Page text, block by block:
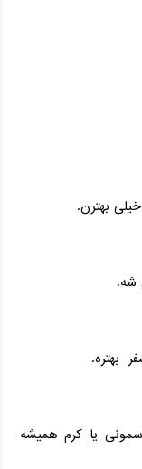
شه.
بهتره.
یا کرم همیشه